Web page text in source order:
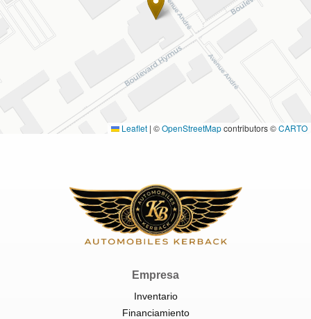
Leaflet | ©OpenStreetMapcontributors ©CARTO
Empresa
Inventario
Financiamiento